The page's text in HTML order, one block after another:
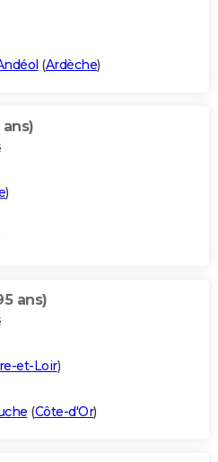
(Ardèche)
ans)
)
ans)
et-Loir)
(Côte-d'Or)